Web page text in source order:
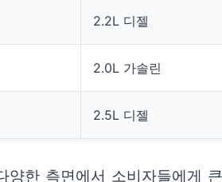
2.2L 디젤
2.0L 가솔린
2.5L 디젤
한 측면에서 소비자들에게